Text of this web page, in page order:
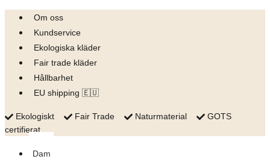
Skip
content
Om oss
Kundservice
Ekologiska kläder
Fair trade kläder
Hållbarhet
EU shipping 🇪🇺
Ekologiskt Fair Trade Naturmaterial
GOTS
certifierat
Dam